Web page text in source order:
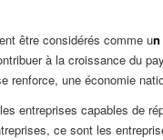
être considérés comme un
à la croissance du
renforce, une économie
entreprises capables de
ce sont les